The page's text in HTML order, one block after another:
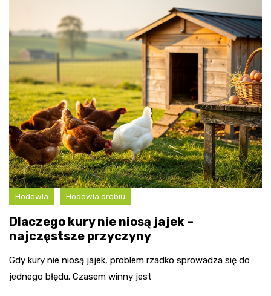
Hodowla Hodowla drobiu
Dlaczego kury nie niosą jajek –
najczęstsze przyczyny
Gdy kury nie niosą jajek, problem rzadko sprowadza się do
jednego błędu. Czasem winny jest